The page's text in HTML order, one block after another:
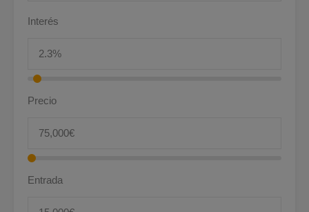
Interés
Precio
Entrada